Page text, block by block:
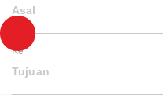
Asal
Ke
Tujuan